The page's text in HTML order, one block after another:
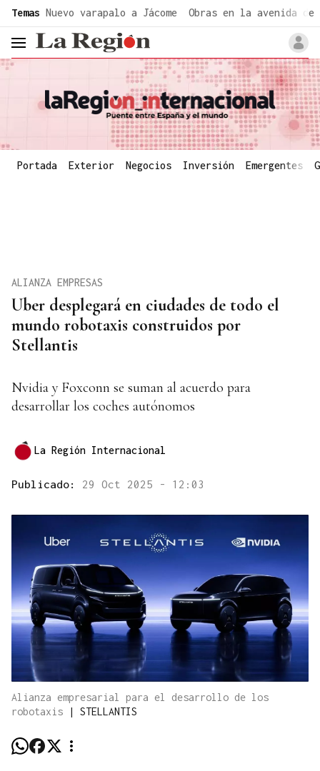
Temas Nuevo varapalo a Jácome Obras en la avenida de
header.menu.open
Portada Exterior Negocios Inversión Emergentes
Uber desplegará en ciudades de todo el
mundo robotaxis construidos por
Stellantis
ALIANZA EMPRESAS
Nvidia y Foxconn se suman al acuerdo para
desarrollar los coches autónomos
La Región Internacional
Publicado: 29 Oct 2025 - 12:03
Alianza empresarial para el desarrollo de los
robotaxis
| STELLANTIS